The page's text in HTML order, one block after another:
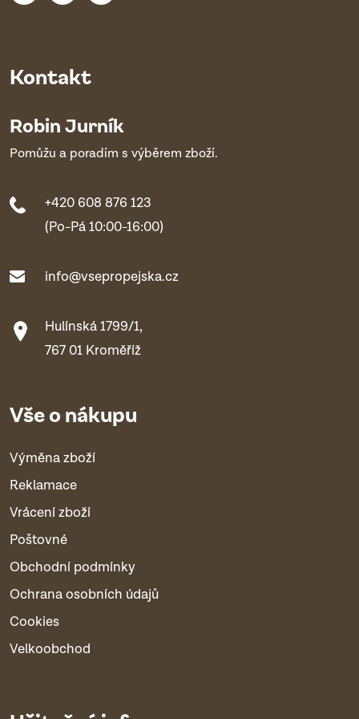
Kontakt
Robin Jurník
Pomůžu a poradím s výběrem zboží.
+420 608 876 123
(Po-Pá 10:00-16:00)
info@vsepropejska.cz
Hulínská 1799/1,
767 01 Kroměříž
Vše o nákupu
Výměna zboží
Reklamace
Vrácení zboží
Poštovné
Obchodní podmínky
Ochrana osobních údajů
Cookies
Velkoobchod